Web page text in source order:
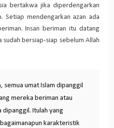
bertakwa jika diperdengarkan
Setiap mendengarkan azan ada
Insan beriman itu datang
sudah bersiap-siap sebelum Allah
semua umat Islam dipanggil
mereka beriman atau
dipanggil. Itulah yang
karakteristik